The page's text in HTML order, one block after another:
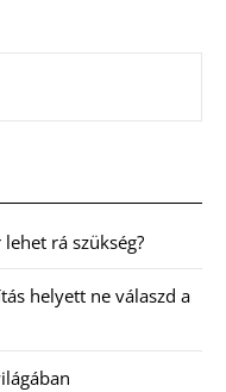
rá szükség?
helyett ne válaszd a